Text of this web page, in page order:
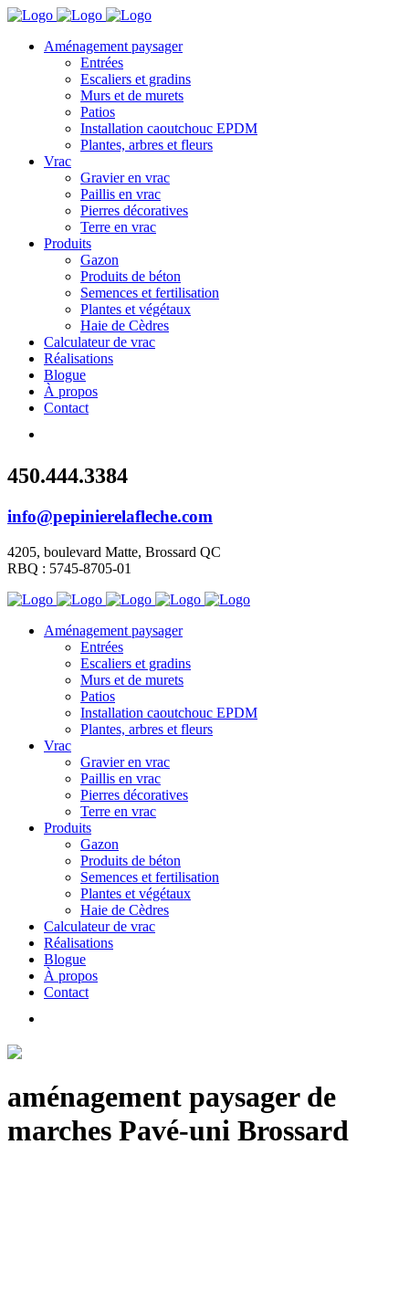
Aménagement paysager
Entrées
Escaliers et gradins
Murs et de murets
Patios
Installation caoutchouc EPDM
Plantes, arbres et fleurs
Vrac
Gravier en vrac
Paillis en vrac
Pierres décoratives
Terre en vrac
Produits
Gazon
Produits de béton
Semences et fertilisation
Plantes et végétaux
Haie de Cèdres
Calculateur de vrac
Réalisations
Blogue
À propos
Contact
450.444.3384
info@pepinierelafleche.com
4205, boulevard Matte, Brossard QC
RBQ : 5745-8705-01
Aménagement paysager
Entrées
Escaliers et gradins
Murs et de murets
Patios
Installation caoutchouc EPDM
Plantes, arbres et fleurs
Vrac
Gravier en vrac
Paillis en vrac
Pierres décoratives
Terre en vrac
Produits
Gazon
Produits de béton
Semences et fertilisation
Plantes et végétaux
Haie de Cèdres
Calculateur de vrac
Réalisations
Blogue
À propos
Contact
aménagement paysager de
marches Pavé-uni Brossard